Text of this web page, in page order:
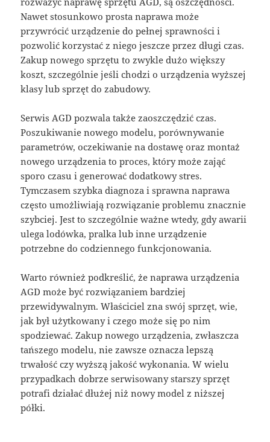
Nawet stosunkowo prosta naprawa może
przywrócić urządzenie do pełnej sprawności i
pozwolić korzystać z niego jeszcze przez długi czas.
Zakup nowego sprzętu to zwykle dużo większy
koszt, szczególnie jeśli chodzi o urządzenia wyższej
klasy lub sprzęt do zabudowy.
Serwis AGD pozwala także zaoszczędzić czas.
Poszukiwanie nowego modelu, porównywanie
parametrów, oczekiwanie na dostawę oraz montaż
nowego urządzenia to proces, który może zająć
sporo czasu i generować dodatkowy stres.
Tymczasem szybka diagnoza i sprawna naprawa
często umożliwiają rozwiązanie problemu znacznie
szybciej. Jest to szczególnie ważne wtedy, gdy awarii
ulega lodówka, pralka lub inne urządzenie
potrzebne do codziennego funkcjonowania.
Warto również podkreślić, że naprawa urządzenia
AGD może być rozwiązaniem bardziej
przewidywalnym. Właściciel zna swój sprzęt, wie,
jak był użytkowany i czego może się po nim
spodziewać. Zakup nowego urządzenia, zwłaszcza
tańszego modelu, nie zawsze oznacza lepszą
trwałość czy wyższą jakość wykonania. W wielu
przypadkach dobrze serwisowany starszy sprzęt
potrafi działać dłużej niż nowy model z niższej
półki.